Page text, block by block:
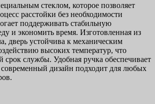
стеклом, которое позволяет
расстойки без необходимости
поддерживать стабильную
и экономить время. Изготовленная из
дверь устойчива к механическим
высоких температур, что
срок службы. Удобная ручка обеспечивает
современный дизайн подходит для любых